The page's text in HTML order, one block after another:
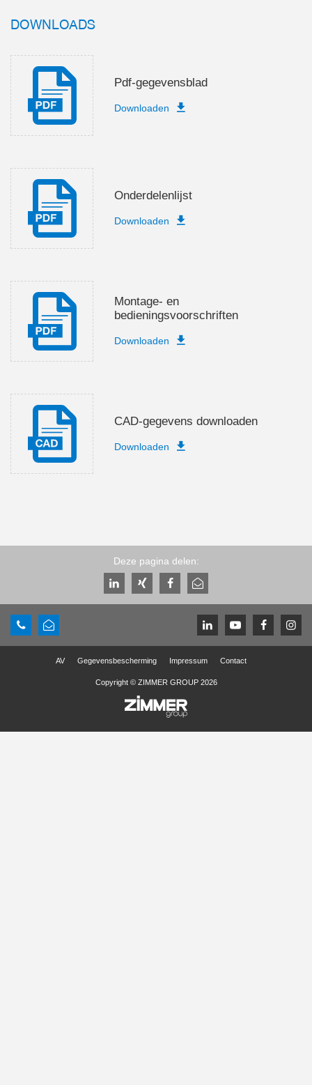
DOWNLOADS
Pdf-gegevensblad
Downloaden
Onderdelenlijst
Downloaden
Montage- en
bedieningsvoorschriften
Downloaden
CAD-gegevens downloaden
Downloaden
Deze pagina delen:
AV Gegevensbescherming Impressum Contact
Copyright © ZIMMER GROUP 2026